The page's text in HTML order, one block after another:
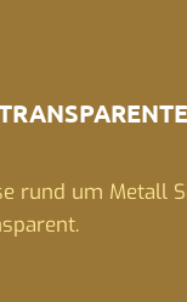
rund um Metall